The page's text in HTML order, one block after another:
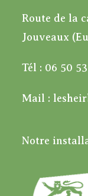
Route de la
Jouveaux
Tél : 06 50 53
Mail :
Notre